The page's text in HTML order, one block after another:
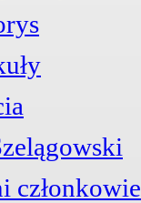
członkowie